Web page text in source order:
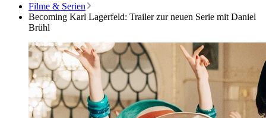
Filme & Serien
Becoming Karl Lagerfeld: Trailer zur neuen Serie mit Daniel
Brühl